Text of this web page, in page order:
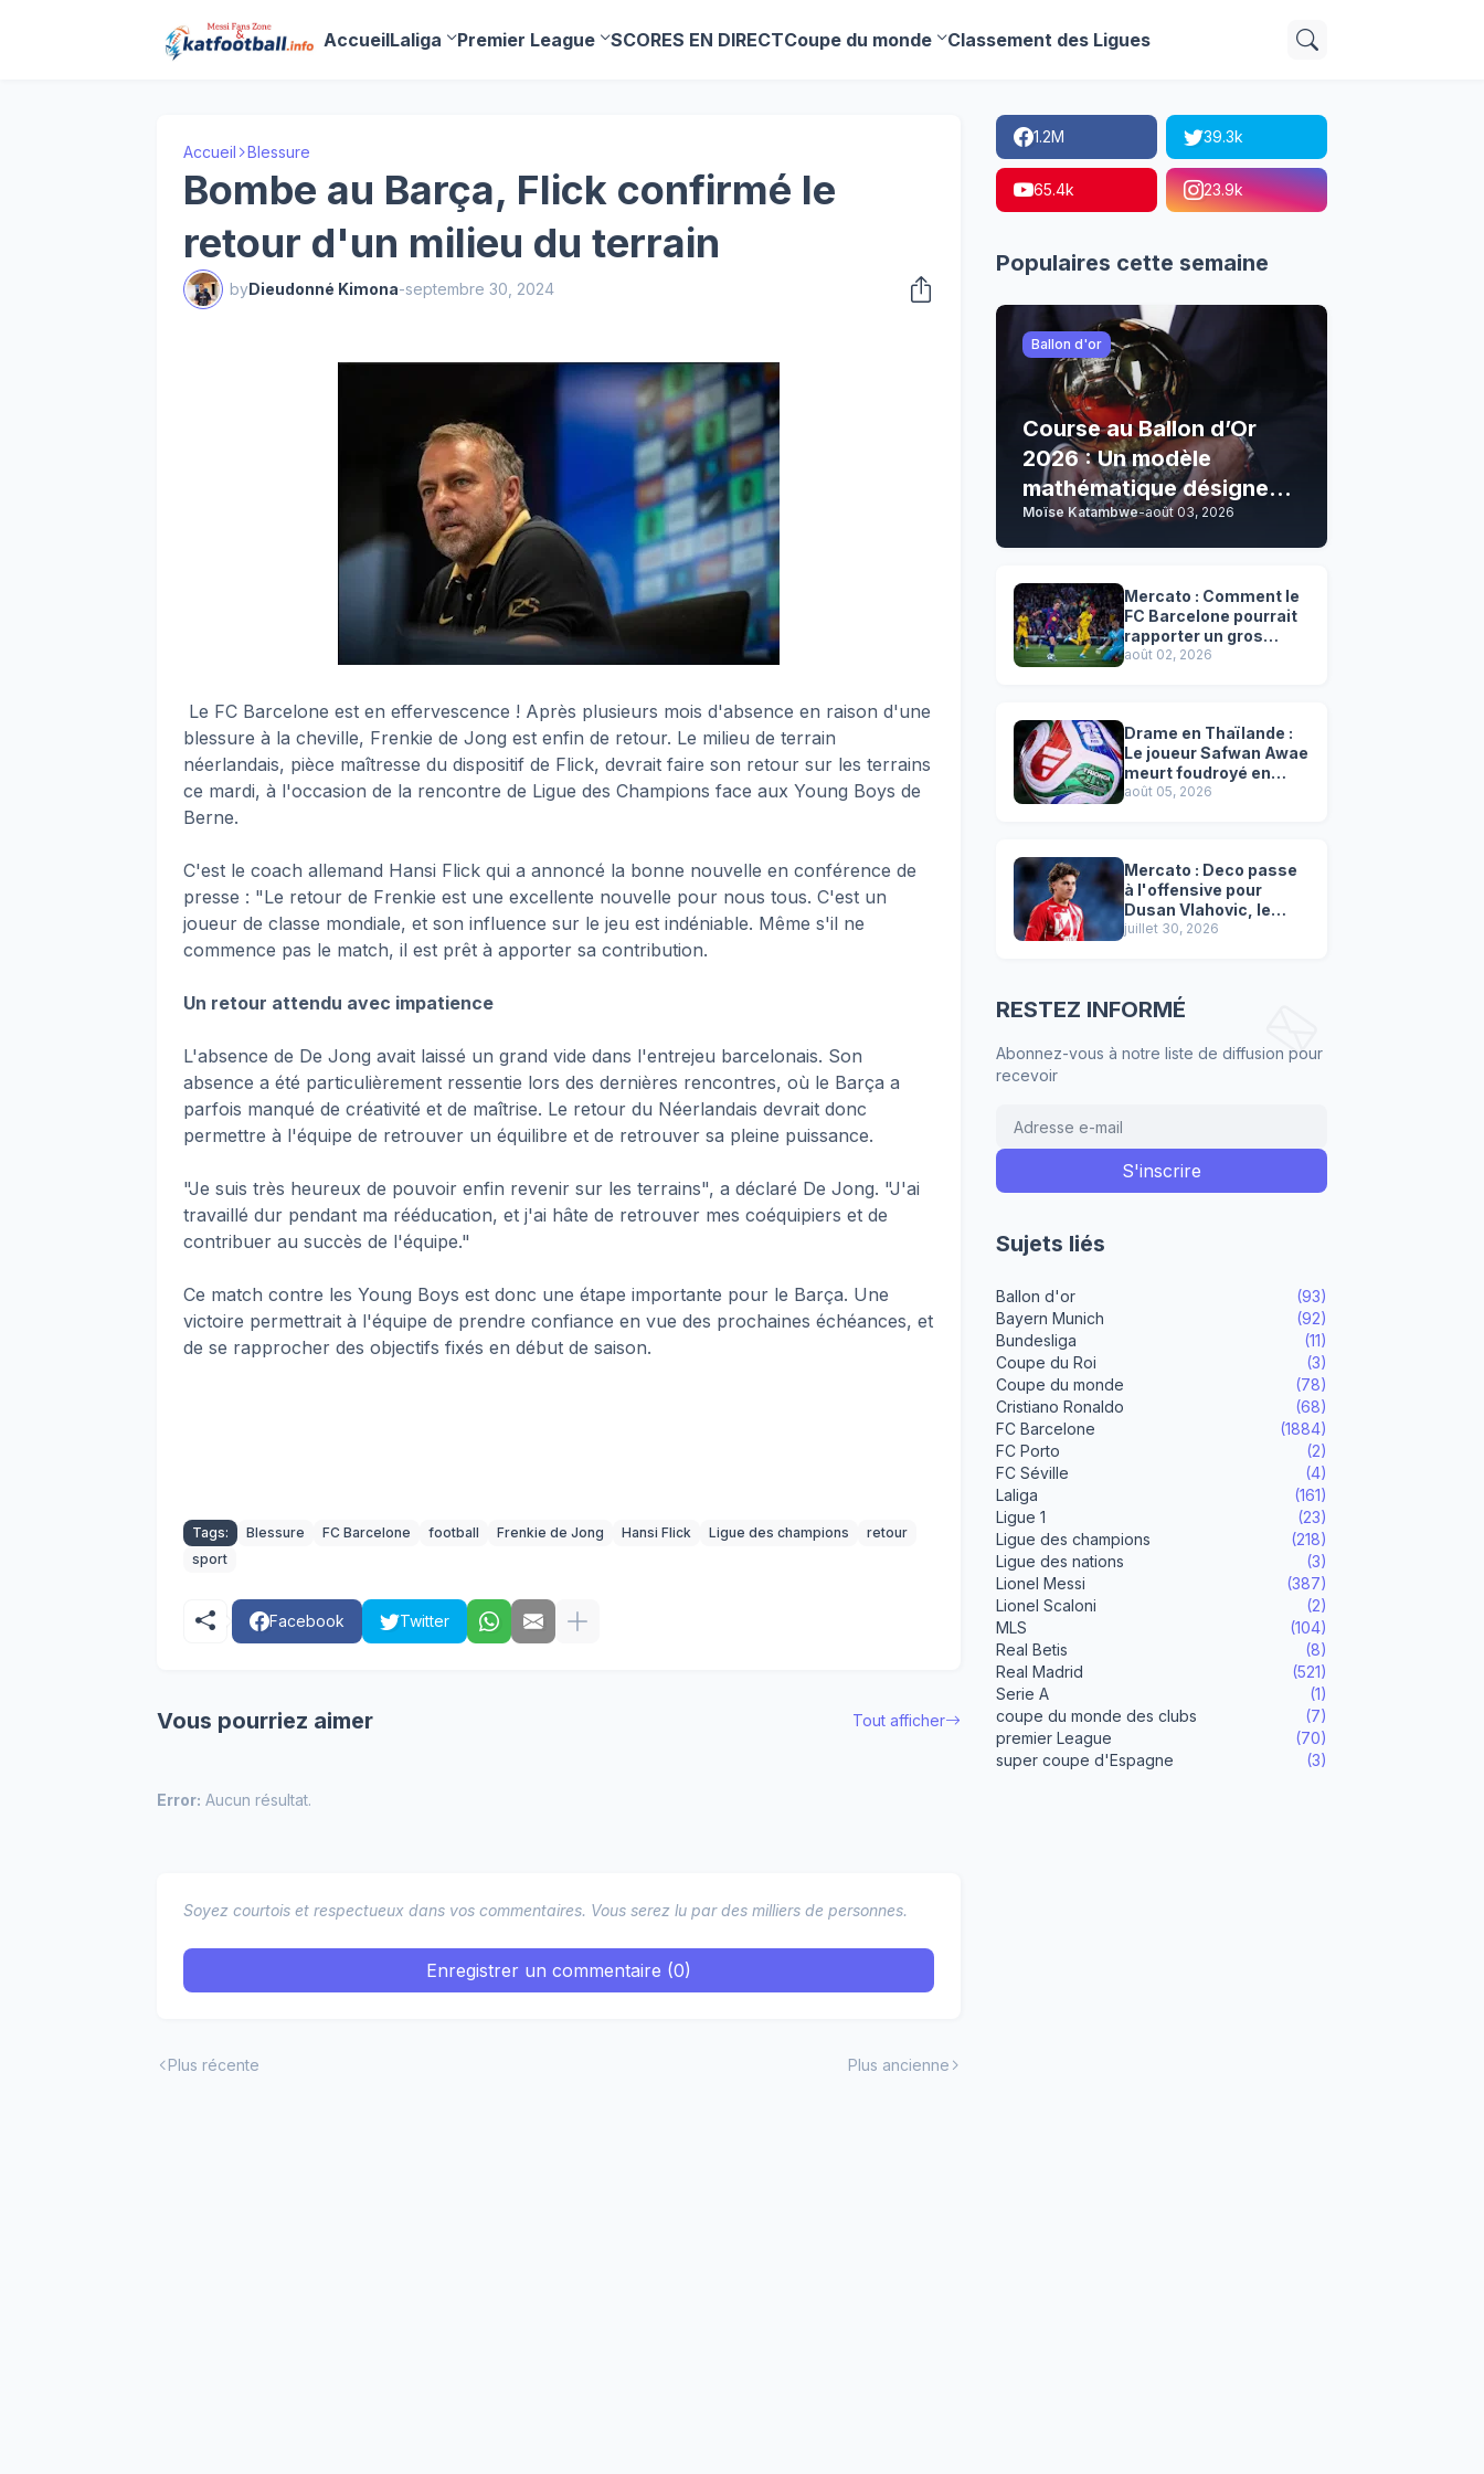
AccueilLaliga Premier League SCORES EN DIRECTCoupe du monde Classement des Ligues
Accueil Blessure
Bombe au Barça, Flick confirmé le
retour d'un milieu du terrain
byDieudonné Kimona-septembre 30, 2024
Le FC Barcelone est en effervescence ! Après plusieurs mois d'absence en raison d'une
blessure à la cheville, Frenkie de Jong est enfin de retour. Le milieu de terrain
néerlandais, pièce maîtresse du dispositif de Flick, devrait faire son retour sur les terrains
ce mardi, à l'occasion de la rencontre de Ligue des Champions face aux Young Boys de
Berne.
C'est le coach allemand Hansi Flick qui a annoncé la bonne nouvelle en conférence de
presse : "Le retour de Frenkie est une excellente nouvelle pour nous tous. C'est un
joueur de classe mondiale, et son influence sur le jeu est indéniable. Même s'il ne
commence pas le match, il est prêt à apporter sa contribution.
Un retour attendu avec impatience
L'absence de De Jong avait laissé un grand vide dans l'entrejeu barcelonais. Son
absence a été particulièrement ressentie lors des dernières rencontres, où le Barça a
parfois manqué de créativité et de maîtrise. Le retour du Néerlandais devrait donc
permettre à l'équipe de retrouver un équilibre et de retrouver sa pleine puissance.
"Je suis très heureux de pouvoir enfin revenir sur les terrains", a déclaré De Jong. "J'ai
travaillé dur pendant ma rééducation, et j'ai hâte de retrouver mes coéquipiers et de
contribuer au succès de l'équipe."
Ce match contre les Young Boys est donc une étape importante pour le Barça. Une
victoire permettrait à l'équipe de prendre confiance en vue des prochaines échéances, et
de se rapprocher des objectifs fixés en début de saison.
Tags: Blessure FC Barcelone football Frenkie de Jong Hansi Flick Ligue des champions
retour
sport
Facebook Twitter
Vous pourriez aimer Tout afficher
Error: Aucun résultat.
Soyez courtois et respectueux dans vos commentaires. Vous serez lu par des milliers de personnes.
Enregistrer un commentaire (0)
Plus récente Plus ancienne
1.2M 39.3k
65.4k 23.9k
Populaires cette semaine
Ballon d'or
Course au Ballon d’Or
2026 : Un modèle
mathématique désigne
son grand favori !
Moïse Katambwe-août 03, 2026
Mercato : Comment le
FC Barcelone pourrait
rapporter un gros
chèque inespéré à l’OM
août 02, 2026
Drame en Thaïlande :
Le joueur Safwan Awae
meurt foudroyé en
plein match
août 05, 2026
Mercato : Deco passe
à l'offensive pour
Dusan Vlahovic, le
successeur désigné
juillet 30, 2026
RESTEZ INFORMÉ
Abonnez-vous à notre liste de diffusion pour
recevoir
Sujets liés
Ballon d'or
(93)
Bayern Munich
(92)
Bundesliga
(11)
Coupe du Roi
(3)
Coupe du monde
(78)
Cristiano Ronaldo
(68)
FC Barcelone
(1884)
FC Porto
(2)
FC Séville
(4)
Laliga
(161)
Ligue 1
(23)
Ligue des champions
(218)
Ligue des nations
(3)
Lionel Messi
(387)
Lionel Scaloni
(2)
MLS
(104)
Real Betis
(8)
Real Madrid
(521)
Serie A
(1)
coupe du monde des clubs
(7)
premier League
(70)
super coupe d'Espagne
(3)